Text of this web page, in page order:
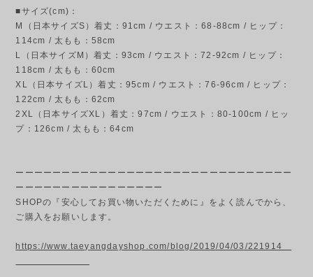
■サイズ(cm)：
M（日本サイズS）着丈：91cm / ウエスト：68-88cm / ヒップ：
114cm / 太もも：58cm
L（日本サイズM）着丈：93cm / ウエスト：72-92cm / ヒップ：
118cm / 太もも：60cm
XL（日本サイズL）着丈：95cm / ウエスト：76-96cm / ヒップ：
122cm / 太もも：62cm
2XL（日本サイズXL）着丈：97cm / ウエスト：80-100cm / ヒッ
プ：126cm / 太もも：64cm
ーーーーーーーーーーーーーーーーーーーーーーーーーーーーーー
ーーーーーーーーーーーーーーーー
SHOPの『安心してお買い物いただくために』をよく読んでから、
ご購入をお願いします。
https://www.taeyangdayshop.com/blog/2019/04/03/221914